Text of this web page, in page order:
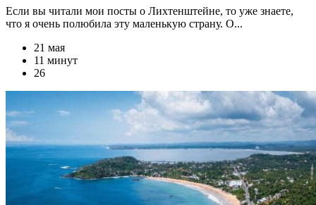
Если вы читали мои посты о Лихтенштейне, то уже знаете,
что я очень полюбила эту маленькую страну. О...
21 мая
11 минут
26